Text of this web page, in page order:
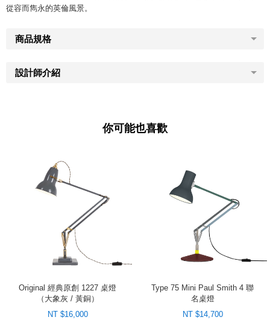
從容而雋永的英倫風景。
商品規格
設計師介紹
你可能也喜歡
Original 經典原創 1227 桌燈
（大象灰 / 黃銅）
NT $16,000
Type 75 Mini Paul Smith 4 聯
名桌燈
NT $14,700